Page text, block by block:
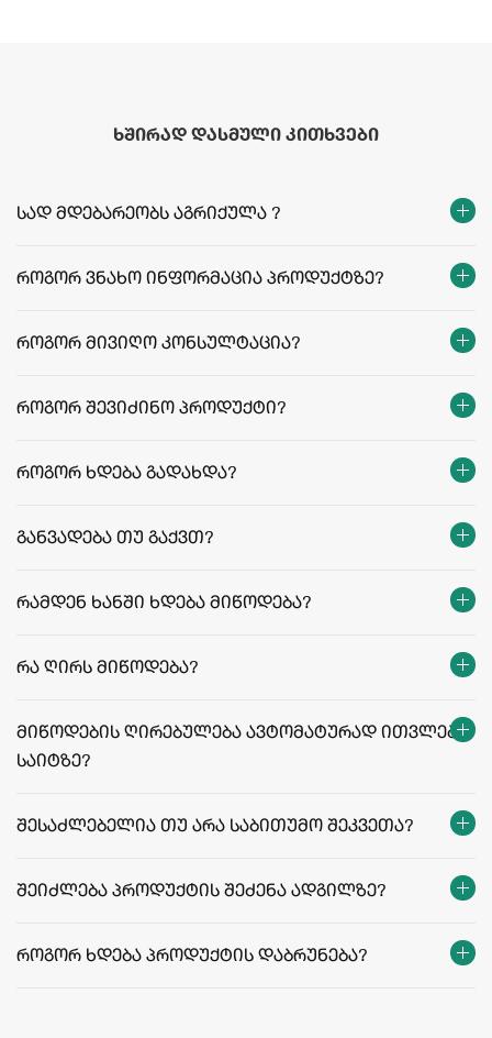
ხშირად დასმული კითხვები
სად მდებარეობს აგრიქულა ?
როგორ ვნახო ინფორმაცია პროდუქტზე?
როგორ მივიღო კონსულტაცია?
როგორ შევიძინო პროდუქტი?
როგორ ხდება გადახდა?
განვადება თუ გაქვთ?
რამდენ ხანში ხდება მიწოდება?
რეგიონები:
რა ღირს მიწოდება?
მიწოდების ღირებულება ავტომატურად ითვლება
საიტზე?
შესაძლებელია თუ არა საბითუმო შეკვეთა?
შეიძლება პროდუქტის შეძენა ადგილზე?
როგორ ხდება პროდუქტის დაბრუნება?